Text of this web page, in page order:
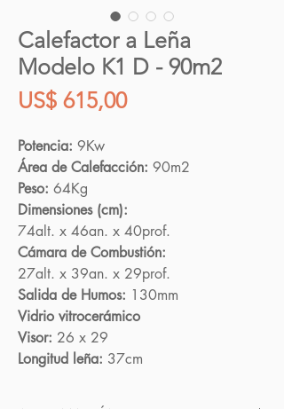
Calefactor a Leña
Modelo K1 D - 90m2
US$ 615,00Precio
Potencia: 9Kw
Área de Calefacción: 90m2
Peso: 64Kg
Dimensiones (cm):
74alt. x 46an. x 40prof.
Cámara de Combustión:
27alt. x 39an. x 29prof.
Salida de Humos: 130mm
Vidrio vitrocerámico
Visor: 26 x 29
Longitud leña: 37cm